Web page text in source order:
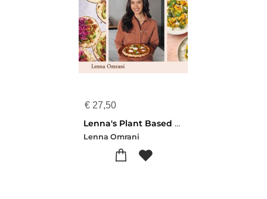
€ 27,50
Lenna's Plant Based Kitchen
Lenna Omrani